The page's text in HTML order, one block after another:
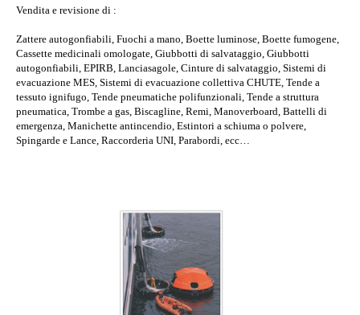
Vendita e revisione di :
Zattere autogonfiabili, Fuochi a mano, Boette luminose, Boette fumogene,
Cassette medicinali omologate, Giubbotti di salvataggio, Giubbotti
autogonfiabili, EPIRB, Lanciasagole, Cinture di salvataggio, Sistemi di
evacuazione MES, Sistemi di evacuazione collettiva CHUTE, Tende a
tessuto ignifugo, Tende pneumatiche polifunzionali, Tende a struttura
pneumatica, Trombe a gas, Biscagline, Remi, Manoverboard, Battelli di
emergenza, Manichette antincendio, Estintori a schiuma o polvere,
Spingarde e Lance, Raccorderia UNI, Parabordi, ecc…